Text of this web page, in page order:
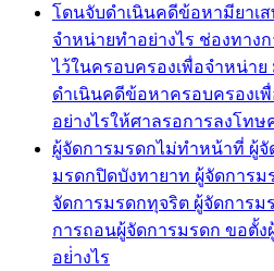
โดนจับดำเนินคดีข้อหามียาเ
จำหน่ายทำอย่างไร ช่องทาง
ไว้ในครอบครองเพื่อจำหน่าย
ดำเนินคดีข้อหาครอบครองเ
อย่างไรให้ศาลรอการลงโทษ
ผู้จัดการมรดกไม่ทำหน้าที่ ผู้
มรดกปิดบังทายาท ผู้จัดการม
จัดการมรดกทุจริต ผู้จัดการ
การถอนผู้จัดการมรดก ขอตั้
อย่่างไร